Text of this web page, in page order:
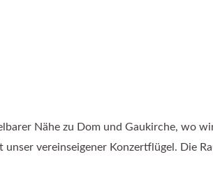
Nähe zu Dom und Gaukirche, wo
vereinseigener Konzertflügel. Die